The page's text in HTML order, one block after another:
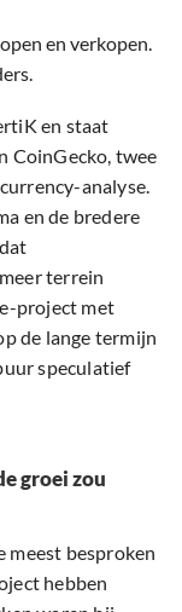
en verkopen.
en staat
CoinGecko, twee
analyse.
en de bredere
terrein
project met
de lange termijn
speculatief
groei zou
meest besproken
hebben